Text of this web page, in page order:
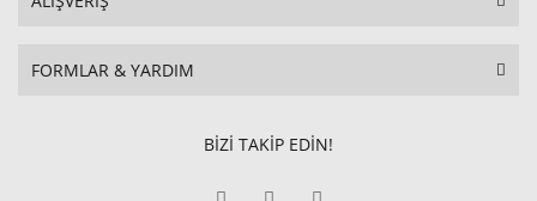
FORMLAR & YARDIM
BİZİ TAKİP EDİN!